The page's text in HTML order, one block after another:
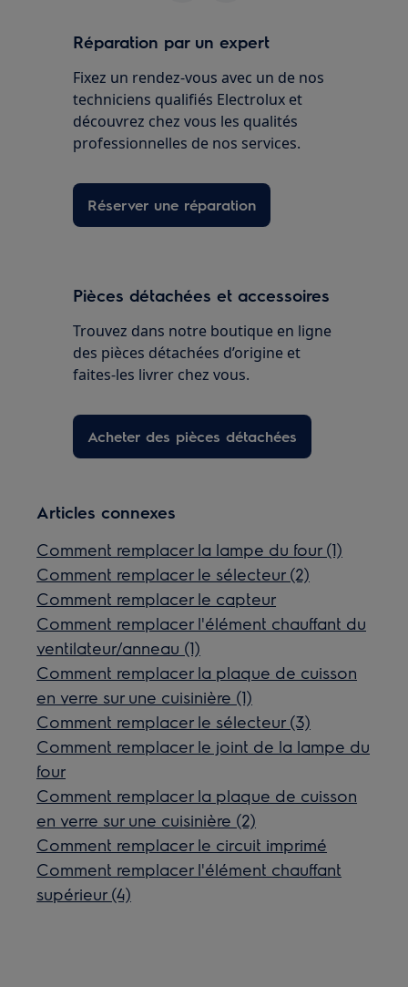
Réparation par un expert
Fixez un rendez-vous avec un de nos
techniciens qualifiés Electrolux et
découvrez chez vous les qualités
professionnelles de nos services.
Réserver une réparation
Pièces détachées et accessoires
Trouvez dans notre boutique en ligne
des pièces détachées d’origine et
faites-les livrer chez vous.
Acheter des pièces détachées
Articles connexes
Comment remplacer la lampe du four (1)
Comment remplacer le sélecteur (2)
Comment remplacer le capteur
Comment remplacer l'élément chauffant du
ventilateur/anneau (1)
Comment remplacer la plaque de cuisson
en verre sur une cuisinière (1)
Comment remplacer le sélecteur (3)
Comment remplacer le joint de la lampe du
four
Comment remplacer la plaque de cuisson
en verre sur une cuisinière (2)
Comment remplacer le circuit imprimé
Comment remplacer l'élément chauffant
supérieur (4)